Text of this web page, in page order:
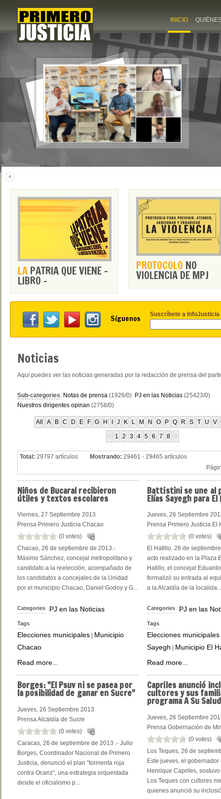
INICIO
LA PATRIA QUE VIENE -
LIBRO -
PROTOCOLO NO
VIOLENCIA DE MPJ
Síguenos Suscríbete a InfoJusticia
Noticias
Aquí puedes ver las noticias generadas por la redacción de prensa del
Sub-categories: Notas de prensa (1926/0) PJ en las Noticias (25423/0)
Nuestros dirigentes opinan (2758/0)
All A B C D E F G H J K L M N O P Q R S T U V
0 1 2 3 4 5 6 7 8 9
Total: 29797 artículos Mostrando: 29461 - 29465 artículos
Niños de Bucaral recibieron
útiles y textos escolares
Viernes, 27 Septiembre 2013
Prensa Primero Justicia Chacao
(0 votes)
Chacao, 26 de septiembre de 2013.-
Máximo Sánchez, concejal metropolitano y
candidato a la reelección, acompañado de
los candidatos a concejales de la Unidad
por el municipio Chacao, Daniel Godoy y G...
Categories PJ en las Noticias
Tags
Elecciones municipales
Municipio
Chacao
Read more...
Battistinise une al
Elías Sayegh para
Jueves, 26 Septiembre
Prensa Primero Justicia El
(0 votes)
El Hatillo, 26 de
acto realizado en la Plaza
Hatillo, el concejal
formalizó su entrada al
a la Alcaldía de la
Categories PJ en las
Tags
Elecciones municipales
Sayegh
Municipio El
Read more...
Borges:"El Psuv ni se pasea por
la posibilidad de ganar en Sucre"
Jueves, 26 Septiembre 2013
Prensa Alcaldía de Sucre
(0 votes)
Caracas, 26 de septiembre de 2013 .- Julio
Borges, Coordinador Nacional de Primero
Justicia, denunció el plan "tormenta roja
contra Ocariz", una estrategia orquestada
desde el oficialismo p...
Caprilesanunció
cultores y sus
programa A Su
Jueves, 26 Septiembre
Prensa Gobernación de
(0 votes)
Los Teques, 26 de
Este jueves, el gobernador
Henrique Capriles,
Los Teques con cultores
quienes anunció su